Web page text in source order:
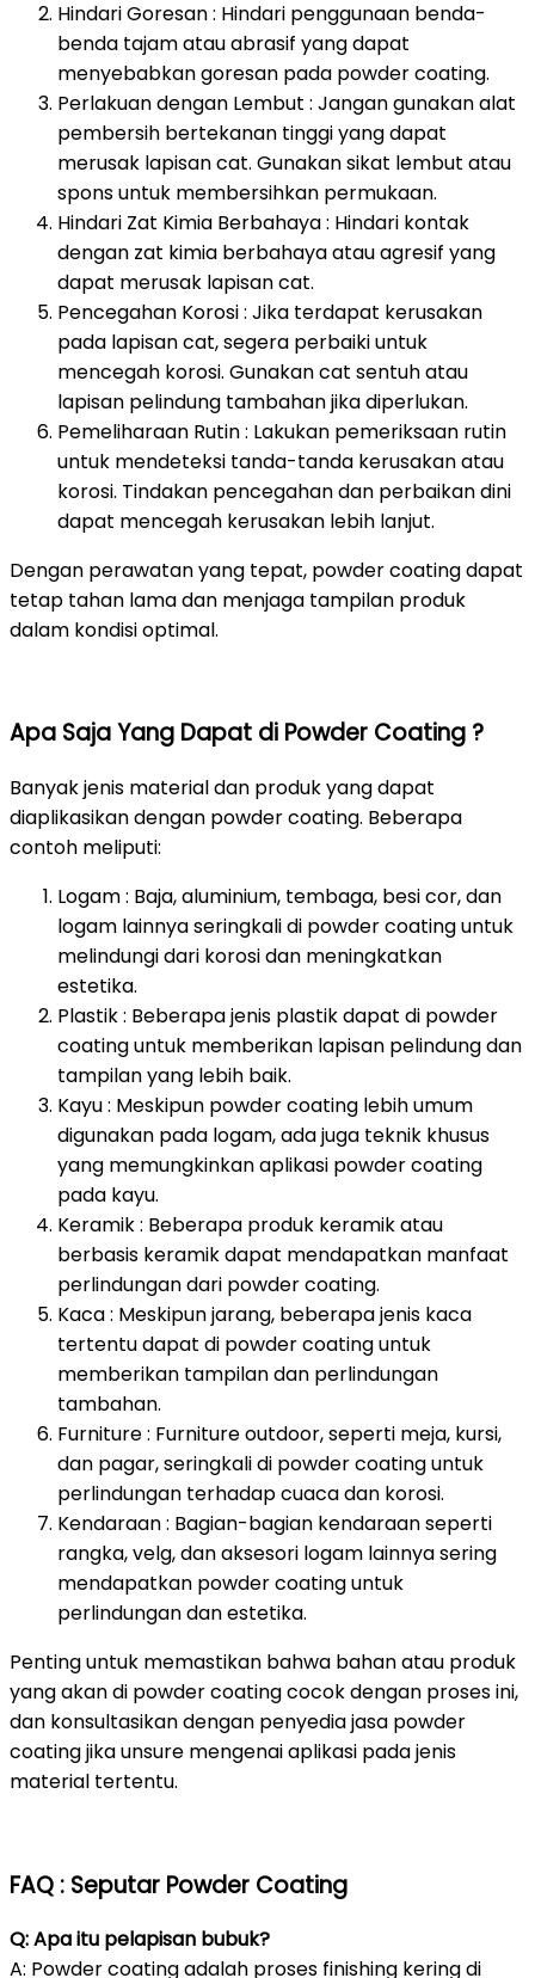
Hindari Goresan : Hindari penggunaan benda-
benda tajam atau abrasif yang dapat
menyebabkan goresan pada powder coating.
Perlakuan dengan Lembut : Jangan gunakan alat
pembersih bertekanan tinggi yang dapat
merusak lapisan cat. Gunakan sikat lembut atau
spons untuk membersihkan permukaan.
Hindari Zat Kimia Berbahaya : Hindari kontak
dengan zat kimia berbahaya atau agresif yang
dapat merusak lapisan cat.
Pencegahan Korosi : Jika terdapat kerusakan
pada lapisan cat, segera perbaiki untuk
mencegah korosi. Gunakan cat sentuh atau
lapisan pelindung tambahan jika diperlukan.
Pemeliharaan Rutin : Lakukan pemeriksaan rutin
untuk mendeteksi tanda-tanda kerusakan atau
korosi. Tindakan pencegahan dan perbaikan dini
dapat mencegah kerusakan lebih lanjut.
Dengan perawatan yang tepat, powder coating dapat
tetap tahan lama dan menjaga tampilan produk
dalam kondisi optimal.
Apa Saja Yang Dapat di Powder Coating ?
Banyak jenis material dan produk yang dapat
diaplikasikan dengan powder coating. Beberapa
contoh meliputi:
Logam : Baja, aluminium, tembaga, besi cor, dan
logam lainnya seringkali di powder coating untuk
melindungi dari korosi dan meningkatkan
estetika.
Plastik : Beberapa jenis plastik dapat di powder
coating untuk memberikan lapisan pelindung dan
tampilan yang lebih baik.
Kayu : Meskipun powder coating lebih umum
digunakan pada logam, ada juga teknik khusus
yang memungkinkan aplikasi powder coating
pada kayu.
Keramik : Beberapa produk keramik atau
berbasis keramik dapat mendapatkan manfaat
perlindungan dari powder coating.
Kaca : Meskipun jarang, beberapa jenis kaca
tertentu dapat di powder coating untuk
memberikan tampilan dan perlindungan
tambahan.
Furniture : Furniture outdoor, seperti meja, kursi,
dan pagar, seringkali di powder coating untuk
perlindungan terhadap cuaca dan korosi.
Kendaraan : Bagian-bagian kendaraan seperti
rangka, velg, dan aksesori logam lainnya sering
mendapatkan powder coating untuk
perlindungan dan estetika.
Penting untuk memastikan bahwa bahan atau produk
yang akan di powder coating cocok dengan proses ini,
dan konsultasikan dengan penyedia jasa powder
coating jika unsure mengenai aplikasi pada jenis
material tertentu.
FAQ : Seputar Powder Coating
Q: Apa itu pelapisan bubuk?
A: Powder coating adalah proses finishing kering di